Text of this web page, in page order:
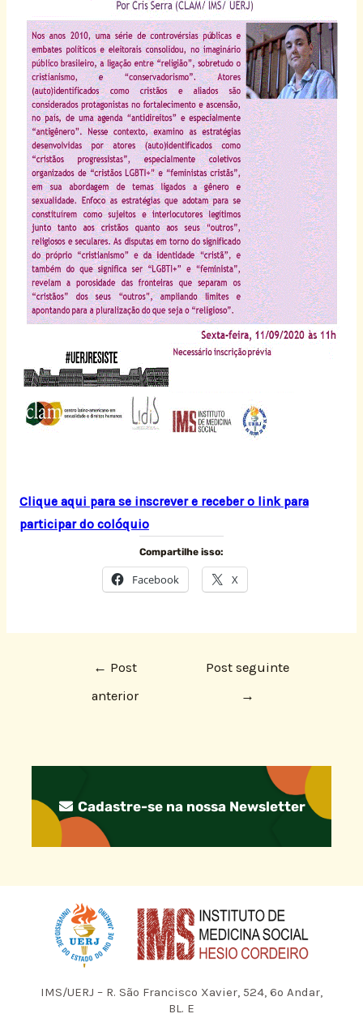
Clique aqui para se inscrever e receber o link para
participar do colóquio
Compartilhe isso:
Facebook X
← Post
anterior
Post seguinte
→
Cadastre-se na nossa Newsletter
IMS/UERJ – R. São Francisco Xavier, 524, 6º Andar,
BL. E